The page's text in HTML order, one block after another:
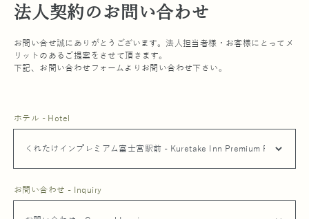
法人契約のお問い合わせ
お問い合せ誠にありがとうございます。法人担当者様・お客様にとってメ
リットのあるご提案をさせて頂きます。
下記、お問い合わせフォームよりお問い合わせ下さい。
ホテル - Hotel
お問い合わせ - Inquiry